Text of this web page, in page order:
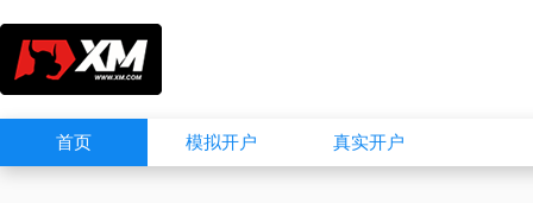
首页 模拟开户 真实开户